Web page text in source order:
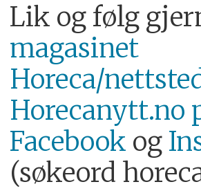
Lik og følg
magasinet
Horeca/
Horecanytt.no
Facebook og
(søkeord